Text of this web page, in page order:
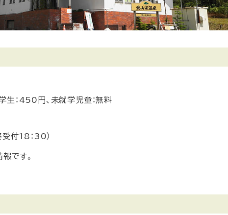
生：450円、未就学児童：無料
付18：30）
です。